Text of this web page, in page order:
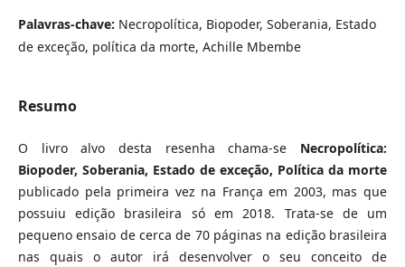
Palavras-chave: Necropolítica, Biopoder, Soberania, Estado
de exceção, política da morte, Achille Mbembe
Resumo
O livro alvo desta resenha chama-se Necropolítica:
Biopoder, Soberania, Estado de exceção, Política da morte
publicado pela primeira vez na França em 2003, mas que
possuiu edição brasileira só em 2018. Trata-se de um
pequeno ensaio de cerca de 70 páginas na edição brasileira
nas quais o autor irá desenvolver o seu conceito de